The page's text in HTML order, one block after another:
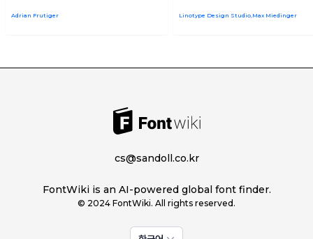
Adrian Frutiger Linotype Design Studio,Max Miedinger
cs@sandoll.co.kr
FontWiki is an AI-powered global font finder.
© 2024 FontWiki. All rights reserved.